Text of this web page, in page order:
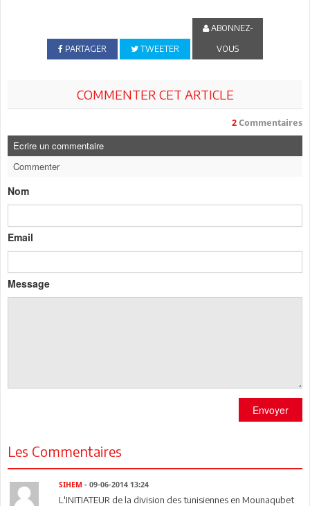
PARTAGER TWEETER
ABONNEZ-
VOUS
COMMENTER CET ARTICLE
2 Commentaires
Ecrire un commentaire
Commenter
Nom
Email
Message
Envoyer
Les Commentaires
SIHEM - 09-06-2014 13:24
L'INITIATEUR de la division des tunisiennes en Mounaqubet